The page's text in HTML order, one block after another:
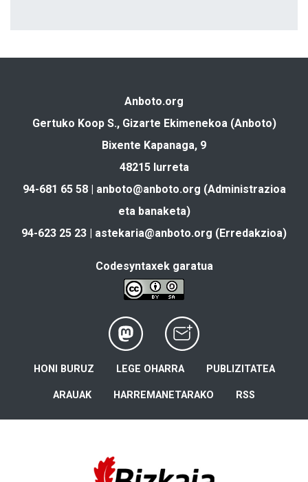
Anboto.org
Gertuko Koop S., Gizarte Ekimenekoa (Anboto)
Bixente Kapanaga, 9
48215 Iurreta
94-681 65 58 | anboto@anboto.org (Administrazioa
eta banaketa)
94-623 25 23 | astekaria@anboto.org (Erredakzioa)
Codesyntaxek garatua
HONI BURUZ LEGE OHARRA PUBLIZITATEA
ARAUAK HARREMANETARAKO RSS